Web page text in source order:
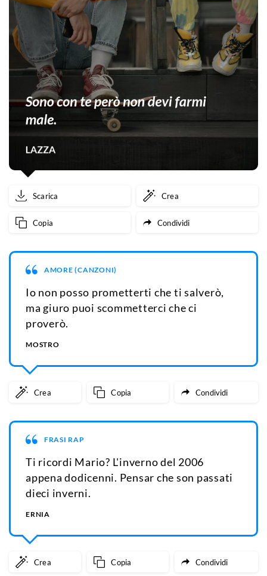
Scarica Crea
Copia Condividi
AMORE (CANZONI)
Io non posso prometterti che ti salverò,
ma giuro puoi scommetterci che ci
proverò.
MOSTRO
Crea Copia Condividi
FRASI RAP
Ti ricordi Mario? L'inverno del 2006
appena dodicenni. Pensar che son passati
dieci inverni.
ERNIA
Crea Copia Condividi